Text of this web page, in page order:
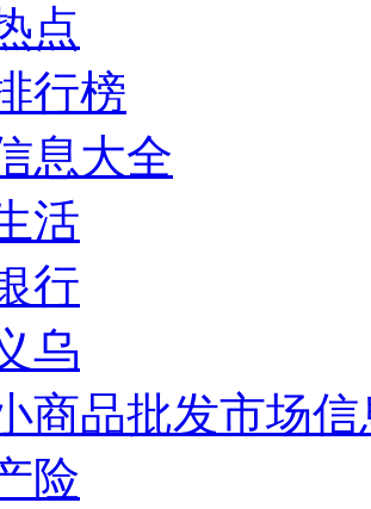
点
行榜
息大全
活
行
乌
商品批发市场
险